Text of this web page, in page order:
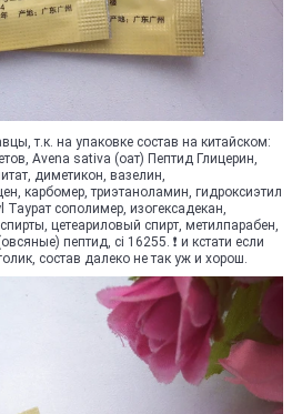
т.к. на упаковке состав на китайском:
Avena sativa (оат) Пептид Глицерин,
диметикон, вазелин,
карбомер, триэтаноламин, гидроксиэтил
сополимер, изогексадекан,
цетеариловый спирт, метилпарабен,
пептид, ci 16255. ❗ и кстати если
состав далеко не так уж и хорош.